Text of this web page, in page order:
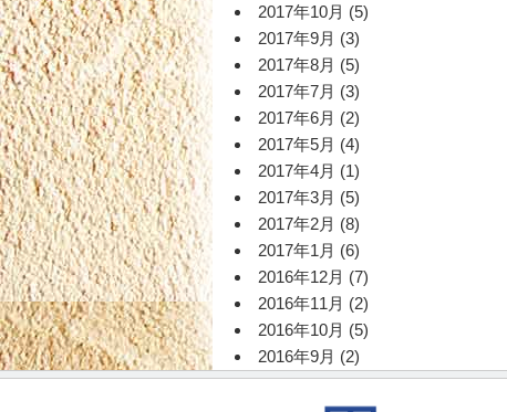
2017年10月 (5)
2017年9月 (3)
2017年8月 (5)
2017年7月 (3)
2017年6月 (2)
2017年5月 (4)
2017年4月 (1)
2017年3月 (5)
2017年2月 (8)
2017年1月 (6)
2016年12月 (7)
2016年11月 (2)
2016年10月 (5)
2016年9月 (2)